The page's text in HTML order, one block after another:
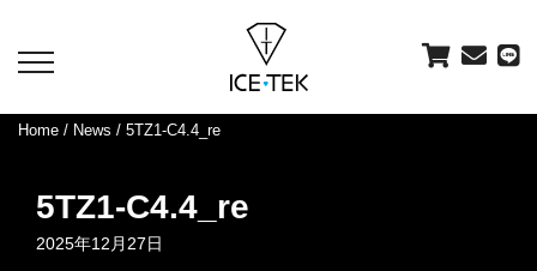
toggle
Home / News / 5TZ1-C4.4_re
5TZ1-C4.4_re
2025年12月27日